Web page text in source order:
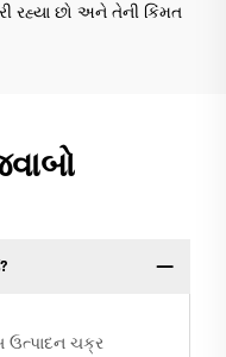
રહ્યા છો અને તેની કિંમત
ઉત્પાદન ચક્ર